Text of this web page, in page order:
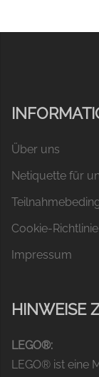
Über uns
Netiquette für
Cookie-Richtlinie
Impressum
HINWEISE
LEGO®:
LEGO® ist eine